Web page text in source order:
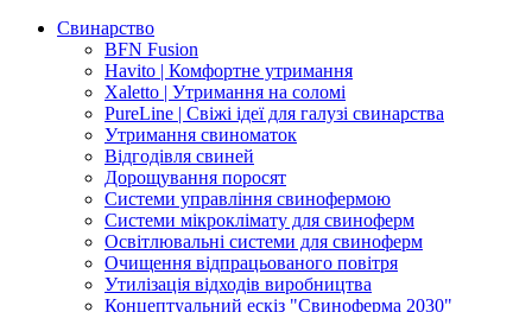
Свинарство
BFN Fusion
Havito | Комфортне утримання
Xaletto | Утримання на соломі
PureLine | Свіжі ідеї для галузі свинарства
Утримання свиноматок
Відгодівля свиней
Дорощування поросят
Системи управління свинофермою
Системи мікроклімату для свиноферм
Освітлювальні системи для свиноферм
Очищення відпрацьованого повітря
Утилізація відходів виробництва
Концептуальний ескіз "Свиноферма 2030"